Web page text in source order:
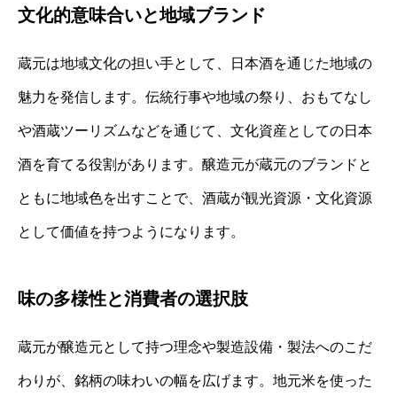
文化的意味合いと地域ブランド
蔵元は地域文化の担い手として、日本酒を通じた地域の
魅力を発信します。伝統行事や地域の祭り、おもてなし
や酒蔵ツーリズムなどを通じて、文化資産としての日本
酒を育てる役割があります。醸造元が蔵元のブランドと
ともに地域色を出すことで、酒蔵が観光資源・文化資源
として価値を持つようになります。
味の多様性と消費者の選択肢
蔵元が醸造元として持つ理念や製造設備・製法へのこだ
わりが、銘柄の味わいの幅を広げます。地元米を使った